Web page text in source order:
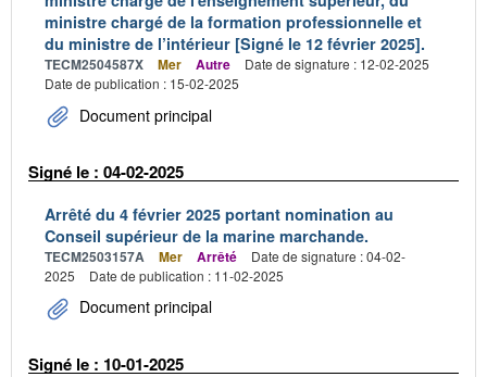
ministre chargé de la formation professionnelle et
du ministre de l’intérieur [Signé le 12 février 2025].
TECM2504587X Mer Autre
Date de signature : 12-02-2025
Date de publication : 15-02-2025
Document principal
Signé le : 04-02-2025
Arrêté du 4 février 2025 portant nomination au
Conseil supérieur de la marine marchande.
TECM2503157A Mer Arrêté
Date de signature : 04-02-
2025
Date de publication : 11-02-2025
Document principal
Signé le : 10-01-2025